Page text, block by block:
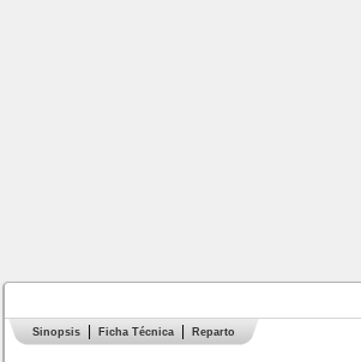
Sinopsis Ficha Técnica Reparto